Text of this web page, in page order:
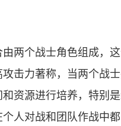
由两个战士角色组成，
攻击力著称，当两个战
和资源进行培养，特别
人对战和团队作战中